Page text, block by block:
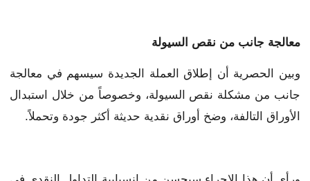
معالجة جانب من نقص السيولة
وبين الحصرية أن إطلاق العملة الجديدة سيسهم في معالجة
جانب من مشكلة نقص السيولة، وخصوصاً من خلال استبدال
الأوراق التالفة، وضخ أوراق نقدية حديثة أكثر جودة وتحملاً.